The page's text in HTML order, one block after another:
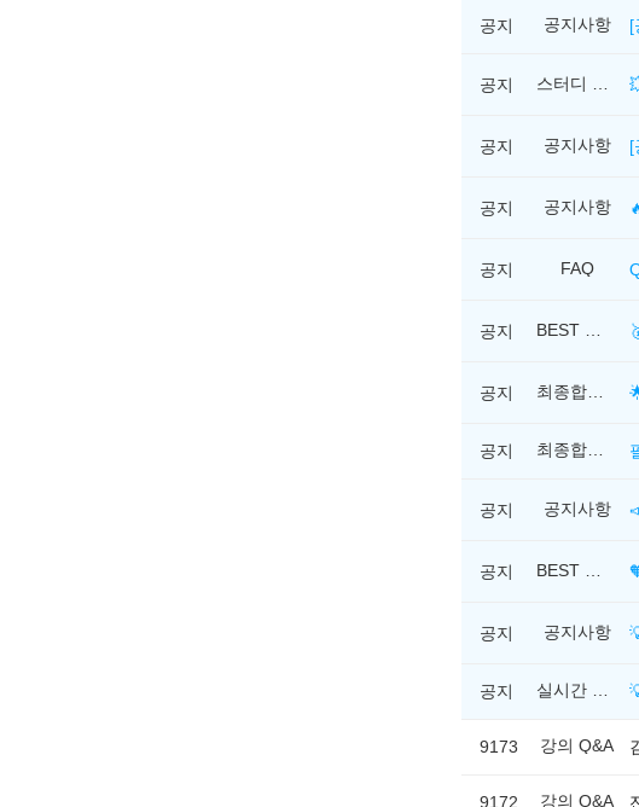
공지 공지사항 [
공지
공지 공지사항
공지 공지사항
공지 FAQ
공지
공지
공지
공지 공지사항
공지
공지 공지사항
공지
9173 강의 Q&A
9172 강의 Q&A